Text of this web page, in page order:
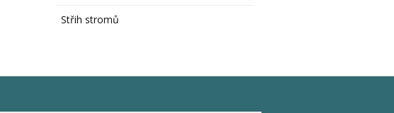
Střih stromů